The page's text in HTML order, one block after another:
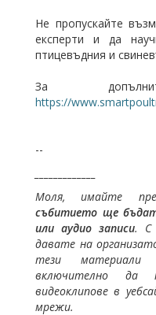
Не пропускайте
експерти и да
птицевъдния и
За
https://
--
Моля, имайте
събитието ще
или аудио записи. С
давате на
тези материали
включително да
видеоклипове в
мрежи.